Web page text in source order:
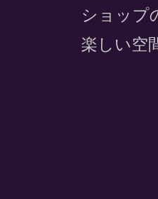
ショップ
楽しい空